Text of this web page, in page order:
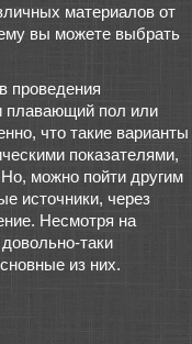
материалов от
вы можете выбрать
проведения
плавающий пол или
что такие варианты
показателями,
можно пойти другим
источники, через
Несмотря на
таки
из них.